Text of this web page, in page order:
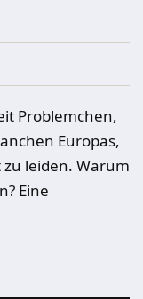
Problemchen,
Europas,
leiden. Warum
Eine